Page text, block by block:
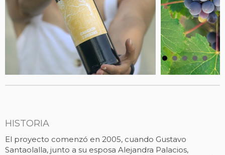
HISTORIA
El proyecto comenzó en 2005, cuando Gustavo
Santaolalla, junto a su esposa Alejandra Palacios,